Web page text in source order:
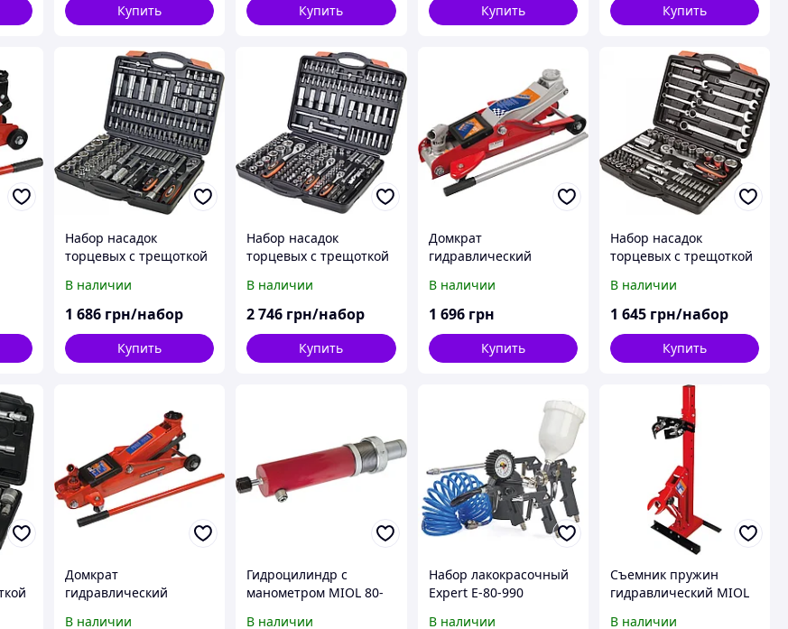
Купить Купить Купить Купить
Набор насадок
торцевых с трещоткой
58-099
В наличии
1 686 грн/набор
Купить
Набор насадок
торцевых с трещоткой
MIOL 58-040
В наличии
2 746 грн/набор
Купить
Домкрат
гидравлический
80-230
В наличии
1 696 грн
Купить
Набор насадок
торцевых с трещоткой
58-130
В наличии
1 645 грн/набор
Купить
Домкрат
гидравлический
В наличии
Гидроцилиндр с
манометром MIOL 80-
В наличии
Набор лакокрасочный
Expert E-80-990
В наличии
Съемник пружин
гидравлический MIOL
В наличии